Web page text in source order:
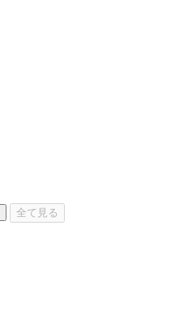
全て見る